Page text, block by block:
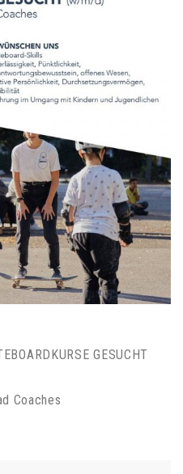
GESUCHT
Coaches